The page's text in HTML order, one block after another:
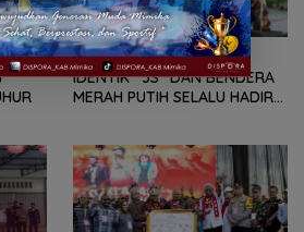
BUDAYA SUKU KAMORO
IDENTIK “3S” DAN BENDERA
MERAH PUTIH SELALU HADIR